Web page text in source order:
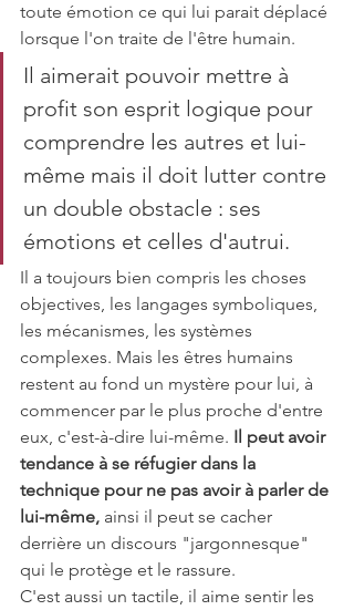
toute émotion ce qui lui parait déplacé
lorsque l'on traite de l'être humain.
Il aimerait pouvoir mettre à
profit son esprit logique pour
comprendre les autres et lui-
même mais il doit lutter contre
un double obstacle : ses
émotions et celles d'autrui.
Il a toujours bien compris les choses
objectives, les langages symboliques,
les mécanismes, les systèmes
complexes. Mais les êtres humains
restent au fond un mystère pour lui, à
commencer par le plus proche d'entre
eux, c'est-à-dire lui-même. Il peut avoir
tendance à se réfugier dans la
technique pour ne pas avoir à parler de
lui-même, ainsi il peut se cacher
derrière un discours "jargonnesque"
qui le protège et le rassure.
C'est aussi un tactile, il aime sentir les